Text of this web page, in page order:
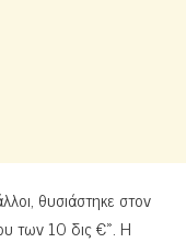
θυσιάστηκε στον
των 10 δις €». Η